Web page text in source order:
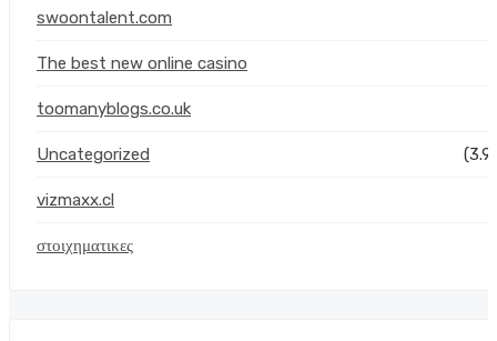
swoontalent.com
The best new online casino
toomanyblogs.co.uk
Uncategorized
vizmaxx.cl
στοιχηματικες